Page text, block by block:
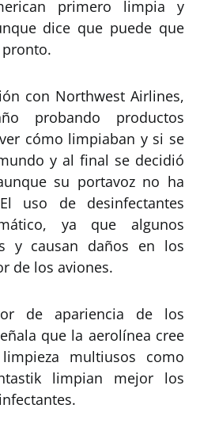
primero limpia y
dice que puede que
con Northwest Airlines,
probando productos
cómo limpiaban y si se
y al final se decidió
su portavoz no ha
uso de desinfectantes
ya que algunos
y causan daños en los
de los aviones.
de apariencia de los
que la aerolínea cree
multiusos como
limpian mejor los